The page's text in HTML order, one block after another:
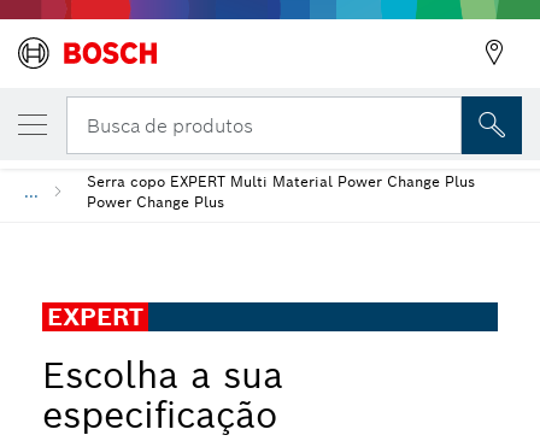
Busca de produtos
...
Serra copo EXPERT Multi Material Power Change Plus
Power Change Plus
EXPERT
Escolha a sua
especificação
VARIAÇÃO SELECIONADA
Serra copo EXPERT Multi Material PC Plus